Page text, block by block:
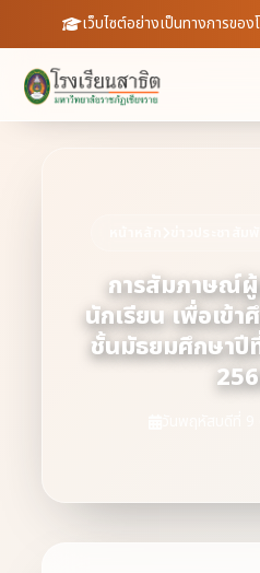
เว็บไซต์อย่างเป็นทางการขอ
ประวัติความเป็นมา
บุคลากร
สถิตินักเรียน
ประชาสัมพันธ์
ข่าวสารจากโรงเรียน
สายตรงผู้อำนวยการ
การสัมภาษณ์
นักเรียน เพื่อเข้า
ชั้นมัธยมศึกษาปี